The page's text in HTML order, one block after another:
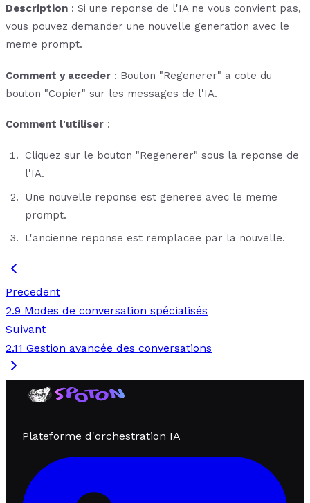
Description : Si une reponse de l'IA ne vous convient pas,
vous pouvez demander une nouvelle generation avec le
meme prompt.
Comment y acceder : Bouton "Regenerer" a cote du
bouton "Copier" sur les messages de l'IA.
Comment l'utiliser :
Cliquez sur le bouton "Regenerer" sous la reponse de
l'IA.
Une nouvelle reponse est generee avec le meme
prompt.
L'ancienne reponse est remplacee par la nouvelle.
Precedent
2.9 Modes de conversation spécialisés
Suivant
2.11 Gestion avancée des conversations
Plateforme d'orchestration IA